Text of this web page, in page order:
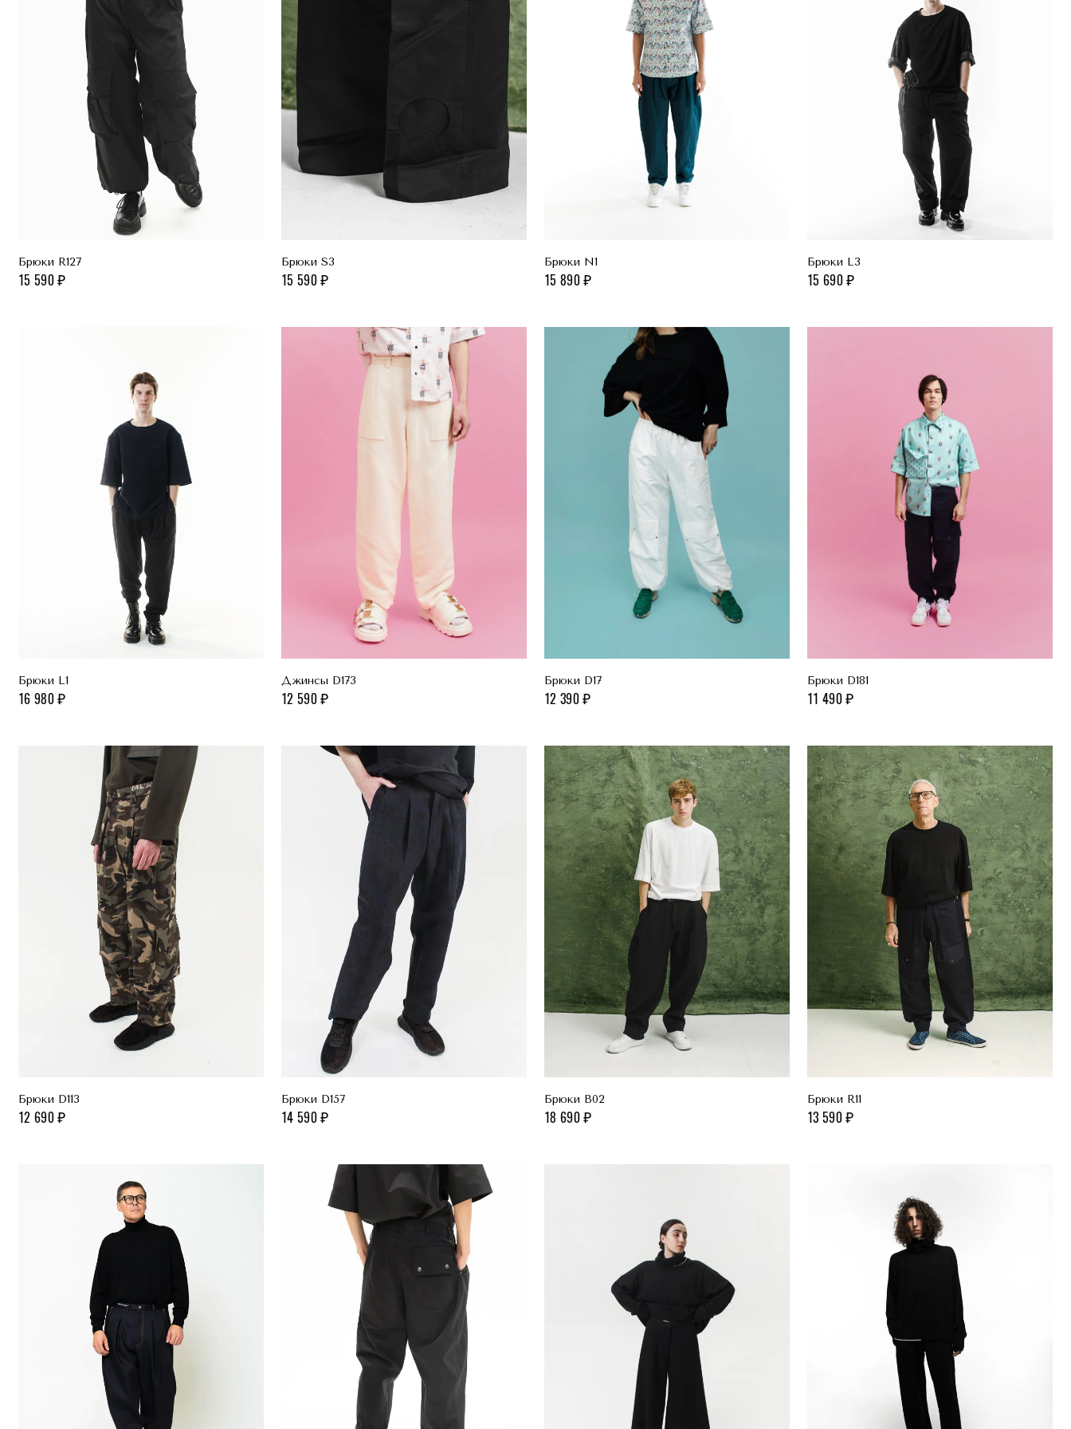
Брюки R127
15 590
Брюки S3
15 590
Брюки N1
15 890
Брюки L3
15 690
Брюки L1
16 980
Джинсы D173
12 590
Брюки D17
12 390
Брюки D181
11 490
Брюки D113
12 690
Брюки D157
14 590
Брюки B02
18 690
Брюки R11
13 590